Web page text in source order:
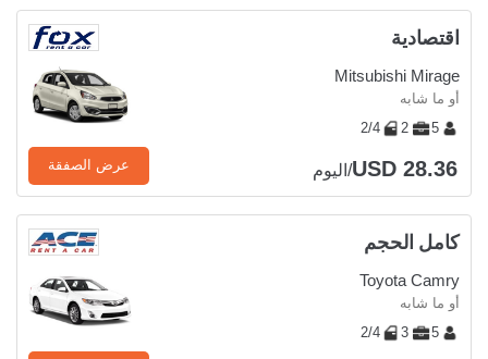
اقتصادية
Mitsubishi Mirage
أو ما شابه
5
2
2/4
USD 28.36/اليوم عرض الصفقة
كامل الحجم
Toyota Camry
أو ما شابه
5
3
2/4